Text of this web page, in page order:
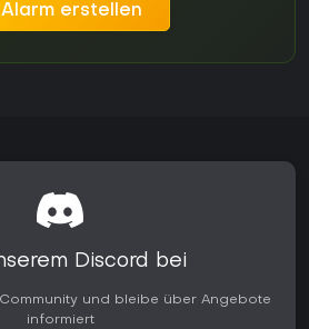
Alarm erstellen
Discord bei
und bleibe über Angebote
informiert